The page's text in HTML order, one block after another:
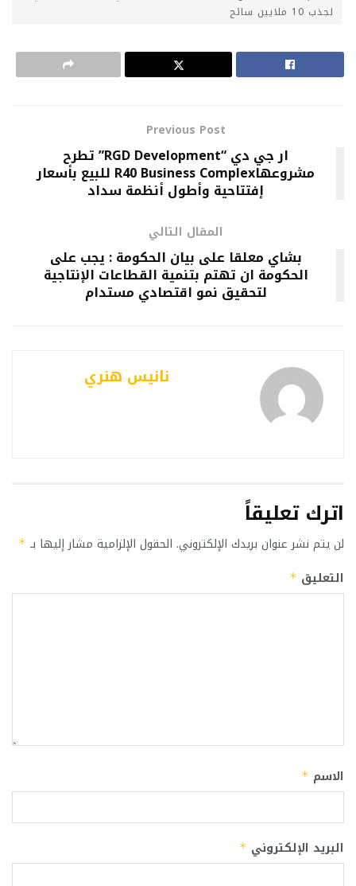
لجذب 10 ملايين سائح
Previous Post
ار جي دي “RGD Development” تطرح
مشروعهاR40 Business Complex للبيع بأسعار
إفتتاحية وأطول أنظمة سداد
المقال التالي
بشاي معلقا على بيان الحكومة : يجب على
الحكومة ان تهتم بتنمية القطاعات الإنتاجية
لتحقيق نمو اقتصادي مستدام
نانيس هنري
اترك تعليقاً
لن يتم نشر عنوان بريدك الإلكتروني. الحقول الإلزامية مشار إليها بـ *
التعليق *
الاسم *
البريد الإلكتروني *